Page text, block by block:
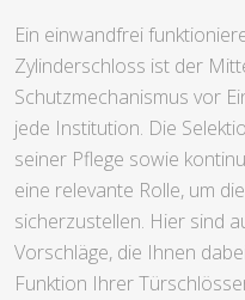
Ein einwandfrei
Zylinderschloss ist der
Schutzmechanismus vor
jede Institution. Die
seiner Pflege sowie
eine relevante Rolle, um
sicherzustellen. Hier sind
Vorschläge, die Ihnen
Funktion Ihrer